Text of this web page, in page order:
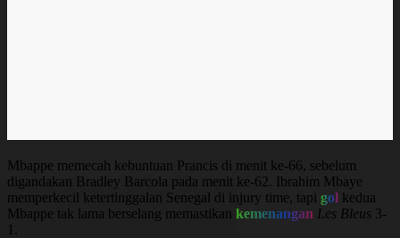
Mbappe memecah kebuntuan Prancis di menit ke-66, sebelum
digandakan Bradley Barcola pada menit ke-62. Ibrahim Mbaye
memperkecil ketertinggalan Senegal di injury time, tapi gol kedua
Mbappe tak lama berselang memastikan kemenangan Les Bleus 3-
1.